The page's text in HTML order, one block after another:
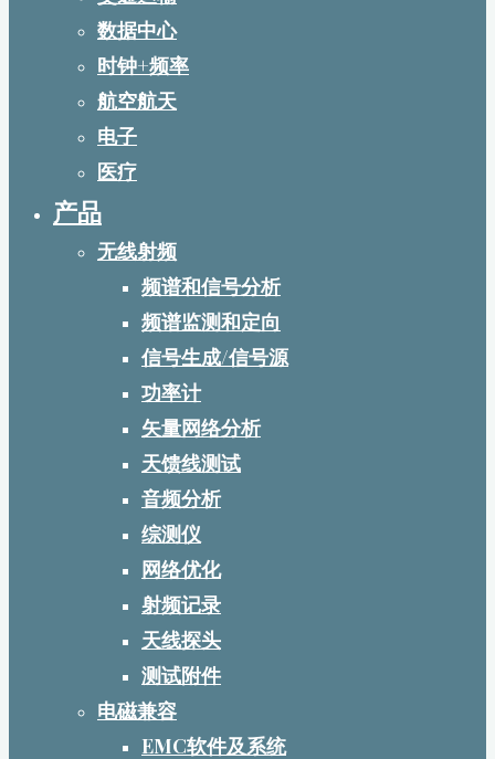
数据中心
时钟+频率
航空航天
电子
医疗
产品
无线射频
频谱和信号分析
频谱监测和定向
信号生成/信号源
功率计
矢量网络分析
天馈线测试
音频分析
综测仪
网络优化
射频记录
天线探头
测试附件
电磁兼容
EMC软件及系统